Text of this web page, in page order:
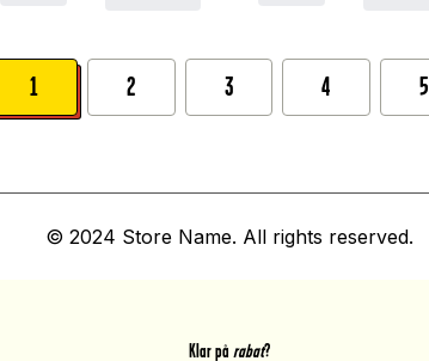
1 2 3 4 5
© 2024 Store Name. All rights reserved.
Klar på rabat?